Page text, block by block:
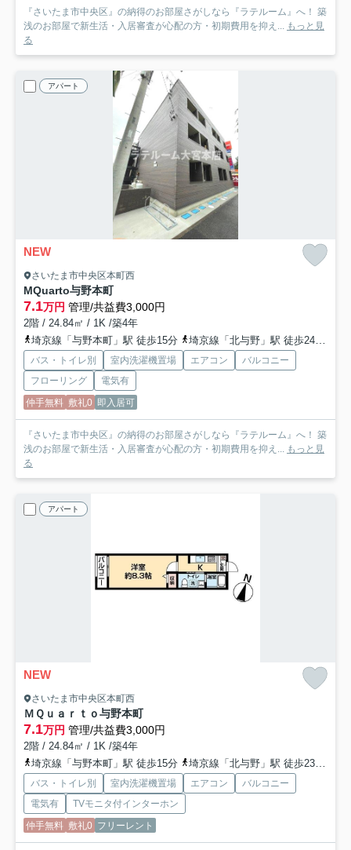
『さいたま市中央区』の納得のお部屋さがしなら『ラテルーム』へ！ 築
浅のお部屋で新生活・入居審査が心配の方・初期費用を抑え... もっと見
る
アパート
NEW
さいたま市中央区本町西
MQuarto与野本町
7.1万円 管理/共益費3,000円
2階 / 24.84㎡ / 1K /築4年
埼京線「与野本町」駅 徒歩15分
埼京線「北与野」駅 徒歩24分
バス・トイレ別 室内洗濯機置場 エアコン
バルコニー
フローリング
電気有
仲手無料 敷礼0 即入居可
『さいたま市中央区』の納得のお部屋さがしなら『ラテルーム』へ！ 築
浅のお部屋で新生活・入居審査が心配の方・初期費用を抑え... もっと見
る
アパート
NEW
さいたま市中央区本町西
ＭＱｕａｒｔｏ与野本町
7.1万円 管理/共益費3,000円
2階 / 24.84㎡ / 1K /築4年
埼京線「与野本町」駅 徒歩15分
埼京線「北与野」駅 徒歩23分
バス・トイレ別 室内洗濯機置場 エアコン
バルコニー
電気有
TVモニタ付インターホン
仲手無料 敷礼0 フリーレント